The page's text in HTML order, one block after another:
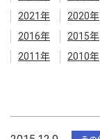
2021年
2020年
2016年
2015年
2011年
2010年